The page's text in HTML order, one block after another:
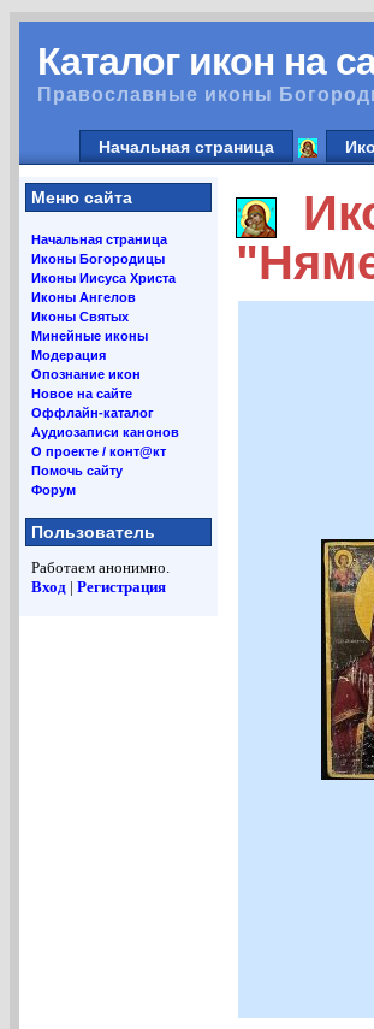
Каталог икон на
Православные иконы
Начальная страница
Меню сайта
Начальная страница
Иконы Богородицы
Иконы Иисуса Христа
Иконы Ангелов
Иконы Святых
Минейные иконы
Модерация
Опознание икон
Новое на сайте
Оффлайн-каталог
Аудиозаписи канонов
О проекте / конт@кт
Помочь сайту
Форум
Пользователь
Работаем анонимно.
Вход | Регистрация